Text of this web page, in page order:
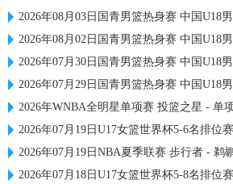
2026年08月03日国青男篮热身赛 中国U18男篮
2026年08月02日国青男篮热身赛 中国U18男篮 -
2026年07月30日国青男篮热身赛 中国U18男篮 -
2026年07月29日国青男篮热身赛 中国U18男篮 -
2026年WNBA全明星单项赛 投篮之星 - 单
2026年07月19日U17女篮世界杯5-6名排位赛 中国U17女
2026年07月19日NBA夏季联赛 步行者 - 鹈
2026年07月18日U17女篮世界杯5-8名排位赛 斯洛文尼亚